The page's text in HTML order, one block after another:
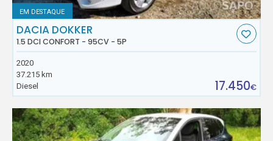
EM DESTAQUE
DACIA DOKKER
1.5 DCI CONFORT - 95CV - 5P
2020
37.215 km
Diesel
17.450€